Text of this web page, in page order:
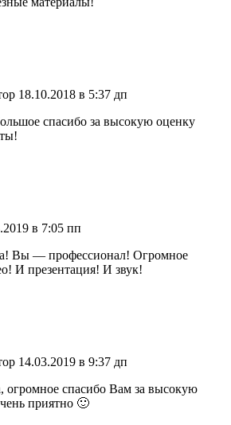
18.10.2018 в 5:37 дп
спасибо за высокую оценку
в 7:05 пп
Вы — профессионал! Огромное
И презентация! И звук!
14.03.2019 в 9:37 дп
огромное спасибо Вам за высокую
приятно 🙂